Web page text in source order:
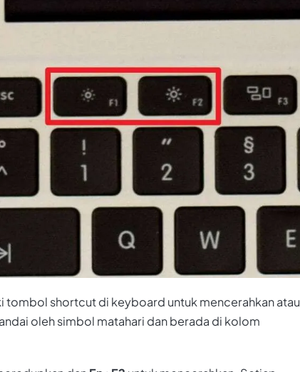
shortcut di keyboard untuk mencerahkan atau
oleh simbol matahari dan berada di kolom